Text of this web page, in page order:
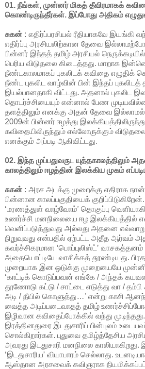
01. நீங்கள், முன்னர் மிகத் தீவிரமாகக்
கொண்டிருந்தீர்கள். இப்போது அதிகம்
சுகன் : எதிர்ப்பரசியல் ரீதியாகவே இயங்கி
எதிர்ப்பு அரசியலிற்கான தேவை
பின்னர் இந்தத் தமிழ் அரசியல்
பெரிய விடுதலை கிடைத்தது. மாறாக
நீண்டகாலமாகப் புகலிடக் கவிதை எழுதிக்
நீண்ட புகலிட வாழ்வின் பின் இந்தப்
இயல்பானதாகி விட்டது. அதனால் புகலிட
தொடர்ச்சியையும் என்னால் பேண
தளத்திலும் எனக்கு அதன் தேவை இல்லாமல்
2009ன் பின்னர் ஈழத்து
கவிதையிலிருந்தும் எல்லோருக்கும்
எனக்கும் அப்படி ஆகிவிட்டது.
02. இந்த முப்பதுவருட யுத்தகாலத்திலும்
காலத்திலும் ஈழத்தின் இலக்கிய முகம்
சுகன் : அரச அடக்கு முறைக்கு எதிராக நான்
பின்னான காலப்பகுதியைக் குறிப்பிடுகிறேன்.
‘மரணத்துள் வாழ்வோம்’ தொகுப்பு
உணர்ச்சி மனநிலையை ஈழ இலக்கியத்தில்
வெளிப்படுத்துவது அல்லது அதனை
நிறுவுவது என்பதில் ஏற்பட்ட அதீத ஆர்வம்
கவர்ச்சிகரமான ‘பொப்புலிஸ்ட்’ வாசகத்தனம்
அதையொட்டியே வாசிக்கத் தூண்டியது.
முறையாக இன ஒடுக்கு முறையையே
‘காட்டிக் கொடுப்பவன் எங்கே / அந்தக்
தூணோடு கட்டு / சாட்டை எடுத்து வா /
அடி / தீயில் கொளுத்து…’ என்று காசி
வைத்த அடிப்படைவாதத் தமிழ்
இழிவான கவிதைப்போக்கில் வந்து முடிந்தது.
இரத்தினதுரை இடதுசாரிப் பின்புலம்
சொல்கிறார்கள். புதுவை தமிழ்த்தேசிய
அவரது இடதுசாரி மனநிலை
‘இடதுசாரிய’ வியாபாரம் செல்லாது.
ஆஸ்தான அரசவைக் கவிஞராக